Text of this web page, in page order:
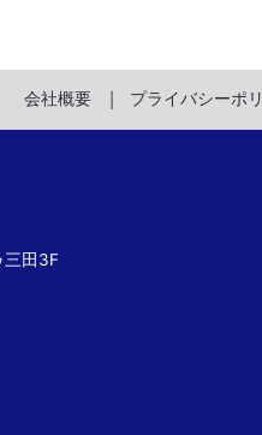
会社概要 プライバシーポ
田3F